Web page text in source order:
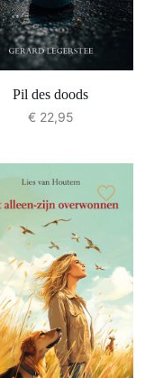
Pil des doods
€22,95